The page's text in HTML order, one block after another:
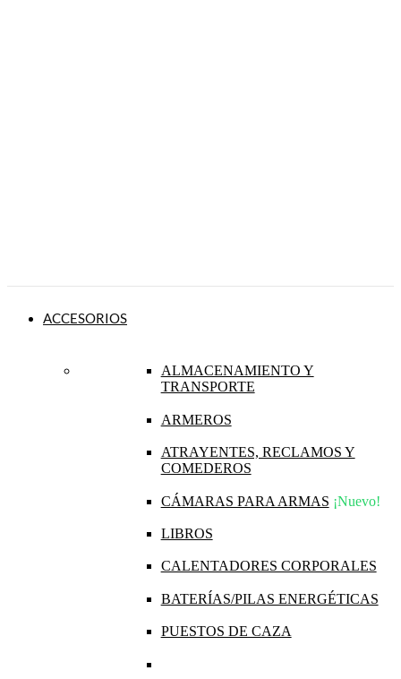
ACCESORIOS
ALMACENAMIENTO Y
TRANSPORTE
ARMEROS
ATRAYENTES, RECLAMOS Y
COMEDEROS
CÁMARAS PARA ARMAS ¡Nuevo!
LIBROS
CALENTADORES CORPORALES
BATERÍAS/PILAS ENERGÉTICAS
PUESTOS DE CAZA